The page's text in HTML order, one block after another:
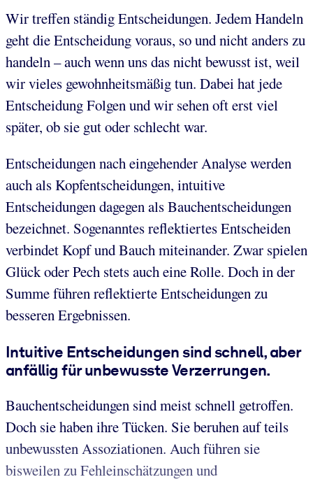
Wir treffen ständig Entscheidungen. Jedem Handeln
geht die Entscheidung voraus, so und nicht anders zu
handeln – auch wenn uns das nicht bewusst ist, weil
wir vieles gewohnheitsmäßig tun. Dabei hat jede
Entscheidung Folgen und wir sehen oft erst viel
später, ob sie gut oder schlecht war.
Entscheidungen nach eingehender Analyse werden
auch als Kopfentscheidungen, intuitive
Entscheidungen dagegen als Bauchentscheidungen
bezeichnet. Sogenanntes reflektiertes Entscheiden
verbindet Kopf und Bauch miteinander. Zwar spielen
Glück oder Pech stets auch eine Rolle. Doch in der
Summe führen reflektierte Entscheidungen zu
besseren Ergebnissen.
Intuitive Entscheidungen sind schnell, aber
anfällig für unbewusste Verzerrungen.
Bauchentscheidungen sind meist schnell getroffen.
Doch sie haben ihre Tücken. Sie beruhen auf teils
unbewussten Assoziationen. Auch führen sie
bisweilen zu Fehleinschätzungen und